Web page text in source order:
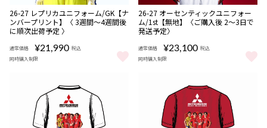
NEW
数量
限定
受注
商品
販売期間
08/08 10:00〜
26-27 レプリカユニフォーム/GK【ナ
ンバープリント】〈 3週間〜4週間後
に順次出荷予定 〉
通常価格 ¥21,990 税込
同時購入制限
数量
限定
受注
商品
26-27 オーセンティックユニフォー
ム/1st【無地】〈ご購入後 2～3日で
発送予定〉
通常価格 ¥23,100 税込
同時購入制限